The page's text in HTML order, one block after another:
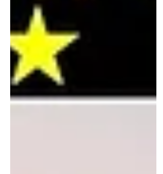
し、YAS不動産で仲介させていただく
場合は、この手数料を「0円」でご紹介
可能です。 「なぜ無料なの？」と聞か
れることもありますが、理由はシンプ
ルです。 弊社は売主様から頂ける手数
料のみで運営しており、買主様（お客
様）からは一切いただきません。浮い
資金に充てていただきたい、という思